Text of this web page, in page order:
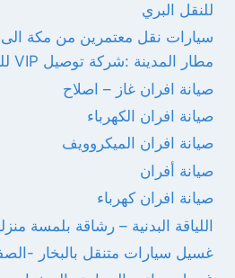
للنقل البري
سيارات نقل معتمرين من مكة الى
مطار المدينة :شركة توصيل VIP للنقل البري
صيانة افران غاز – اصلاح
صيانة افران الكهرباء
صيانة افران الميكروويف
صيانة أفران
صيانة افران كهرباء
اللياقة البدنية – رشاقة بلمسة
غسيل سيارات متنقل بالبخار -